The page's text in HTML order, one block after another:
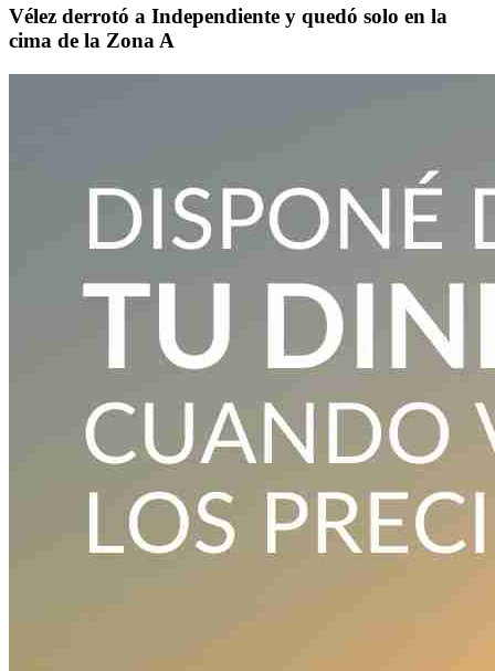
Vélez derrotó a Independiente y quedó solo en la
cima de la Zona A